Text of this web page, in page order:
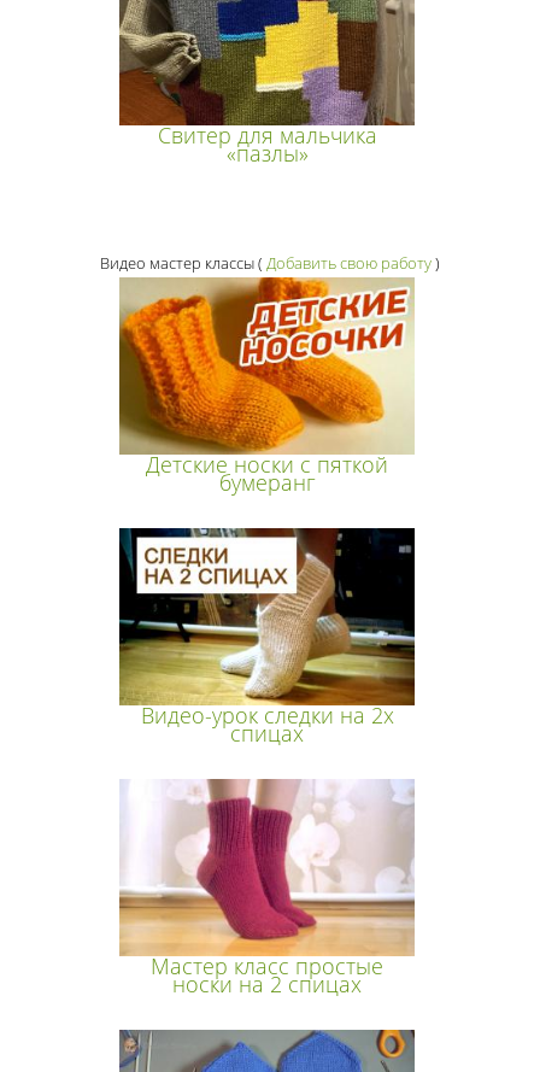
Свитер для мальчика
«пазлы»
Видео мастер классы( Добавить свою работу)
Детские носки с пяткой
бумеранг
Видео-урок следки на 2х
спицах
Мастер класс простые
носки на 2 спицах